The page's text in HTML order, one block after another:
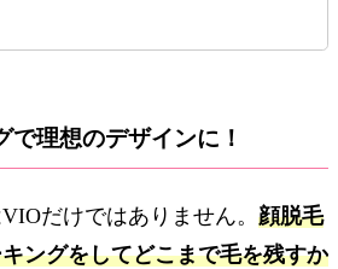
で理想のデザインに！
だけではありません。 顔脱毛
ングをしてどこまで毛を残すか